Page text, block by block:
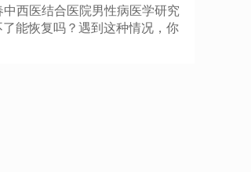
西医结合医院男性病医学研究
能恢复吗？遇到这种情况，你